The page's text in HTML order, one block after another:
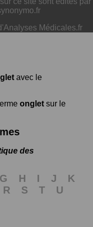
Médicales.fr
avec le
onglet sur le
des
G H I J
K
R S T
U